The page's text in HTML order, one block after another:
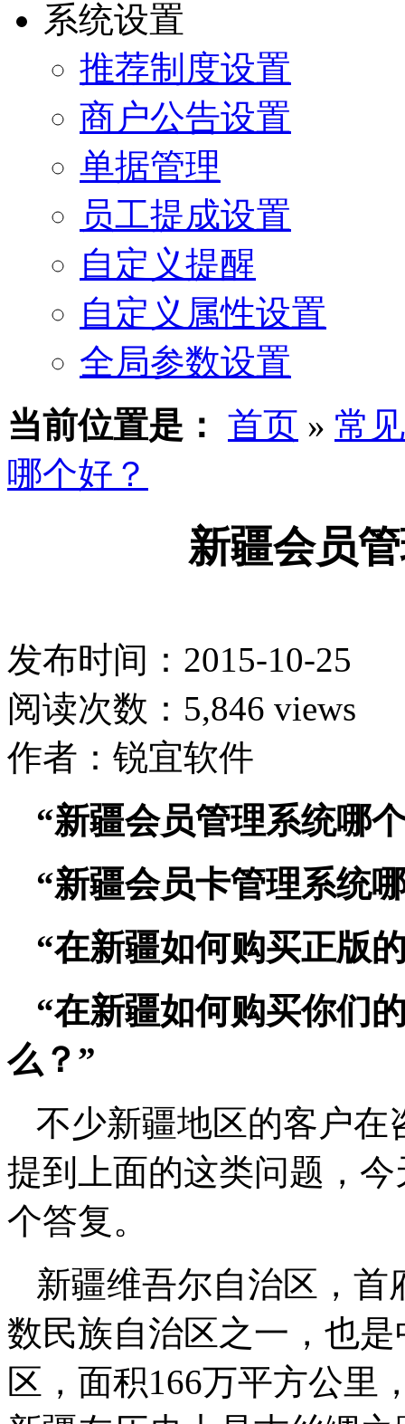
系统设置
推荐制度设置
商户公告设置
单据管理
员工提成设置
自定义提醒
自定义属性设置
全局参数设置
当前位置是： 首页 » 常
哪个好？
新疆会员
发布时间：2015-10-25
阅读次数：5,846 views
作者：锐宜软件
“新疆会员管理系统哪
“新疆会员卡管理系统
“在新疆如何购买正版
“在新疆如何购买你们
么？”
不少新疆地区的客户在
提到上面的这类问题，
个答复。
新疆维吾尔自治区，
数民族自治区之一，也
区，面积166万平方公里